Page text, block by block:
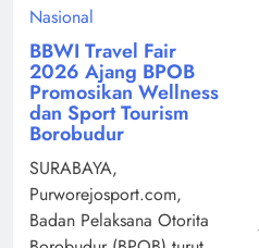
Nasional
BBWI Travel Fair
2026 Ajang BPOB
Promosikan Wellness
dan Sport Tourism
Borobudur
SURABAYA,
Purworejosport.com,
Badan Pelaksana Otorita